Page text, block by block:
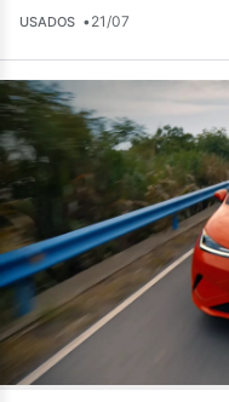
USADOS •21/07